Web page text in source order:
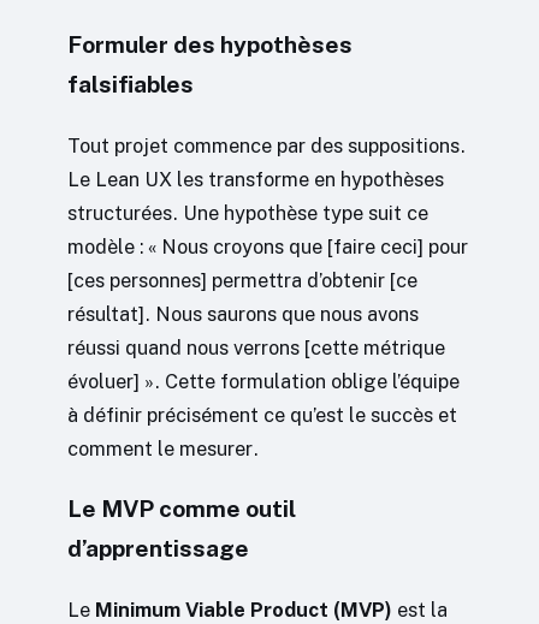
Formuler des hypothèses
falsifiables
Tout projet commence par des suppositions.
Le Lean UX les transforme en hypothèses
structurées. Une hypothèse type suit ce
modèle : « Nous croyons que [faire ceci] pour
[ces personnes] permettra d’obtenir [ce
résultat]. Nous saurons que nous avons
réussi quand nous verrons [cette métrique
évoluer] ». Cette formulation oblige l’équipe
à définir précisément ce qu’est le succès et
comment le mesurer.
Le MVP comme outil
d’apprentissage
Le Minimum Viable Product (MVP) est la